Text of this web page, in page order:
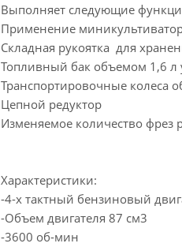
Выполняет следующие
Применение
Складная рукоятка для
Топливный бак объемом 1,6 л
Транспортировочные колеса
Цепной редуктор
Изменяемое количество фрез
Характеристики:
-4-х тактный бензиновый
-Объем двигателя 87 см3
-3600 об-мин